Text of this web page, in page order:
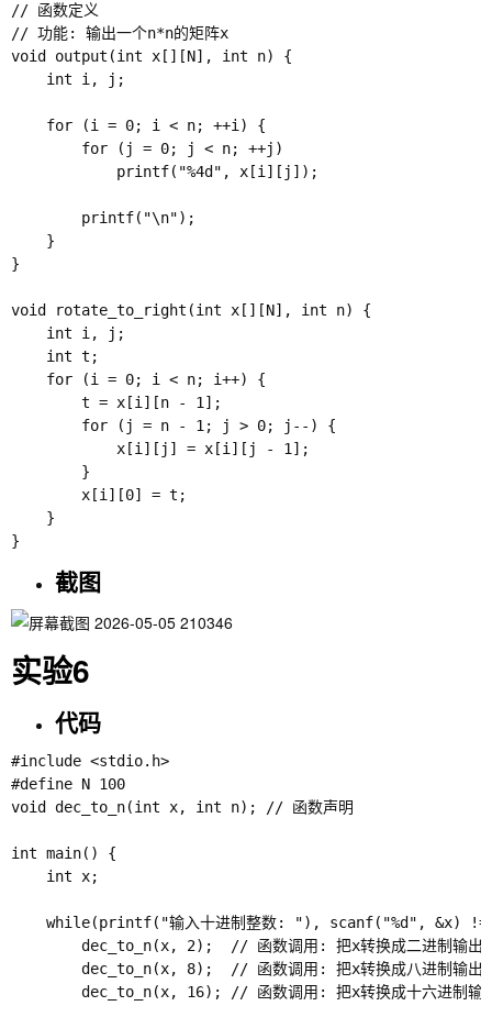
// 函数定义
// 功能: 输出一个n*n的矩阵x
void output(int x[][N], int n) {
    int i, j;
    for (i = 0; i < n; ++i) {
        for (j = 0; j < n; ++j)
            printf("%4d", x[i][j]);
        printf("\n");
    }
}
void rotate_to_right(int x[][N], int n) {
    int i, j;
    int t;
    for (i = 0; i < n; i++) {
        t = x[i][n - 1];
        for (j = n - 1; j > 0; j--) {
            x[i][j] = x[i][j - 1];
        }
        x[i][0] = t;
    }
截图
实验6
代码
#include <stdio.h>
#define N 100
void dec_to_n(int x, int n); // 函数声明
int main() {
    int x;
while(printf("输入十进制整数: "), scanf("%d", &x)
        dec_to_n(x, 2);  // 函数调用: 把x转换成二进制输出
        dec_to_n(x, 8);  // 函数调用: 把x转换成八进制输出
dec_to_n(x, 16); // 函数调用: 把x转换成十六进制输